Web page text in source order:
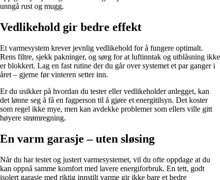
unngå rust og mugg.
Vedlikehold gir bedre effekt
Et varmesystem krever jevnlig vedlikehold for å fungere optimalt.
Rens filtre, sjekk pakninger, og sørg for at luftinntak og utblåsning ikke
er blokkert. Lag en fast rutine der du går over systemet et par ganger i
året – gjerne før vinteren setter inn.
Er du usikker på hvordan du tester eller vedlikeholder anlegget, kan
det lønne seg å få en fagperson til å gjøre et energitilsyn. Det koster
som regel ikke mye, men kan avdekke problemer som ellers ville gitt
høyere strømregning.
En varm garasje – uten sløsing
Når du har testet og justert varmesystemet, vil du ofte oppdage at du
kan oppnå samme komfort med lavere energiforbruk. En tett, godt
isolert garasje med riktig innstilt varme gir ikke bare et bedre